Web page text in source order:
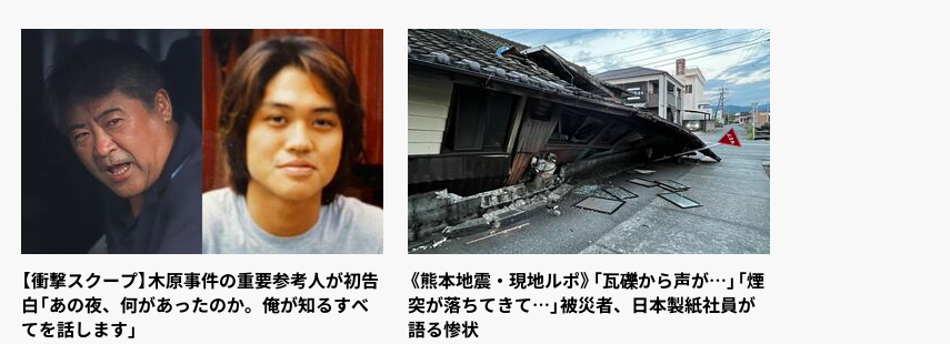
【衝撃スクープ】木原事件の重要参考人が初告
白「あの夜、何があったのか。俺が知るすべ
てを話します」
《熊本地震・現地ルポ》「瓦礫から声が…」「煙
突が落ちてきて…」被災者、日本製紙社員が
語る惨状